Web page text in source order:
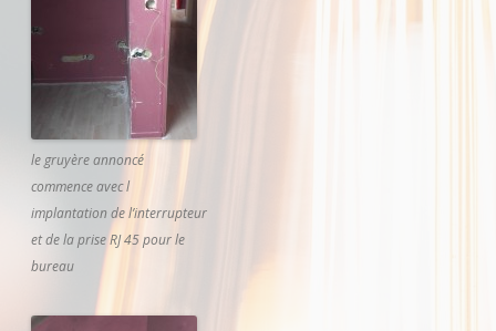
le gruyère annoncé
commence avec l
implantation de l’interrupteur
et de la prise RJ 45 pour le
bureau